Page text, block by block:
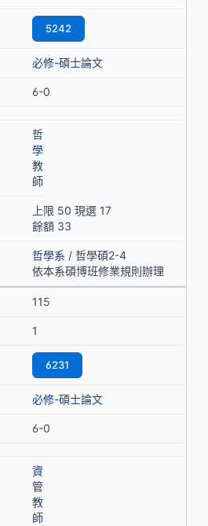
5242
必修-碩士論文
6-0
哲
學
教
師
上限 50 現選 17
餘額 33
哲學系 / 哲學碩2-4
依本系碩博班修業規則辦理
115
1
6231
必修-碩士論文
6-0
資
管
教
師